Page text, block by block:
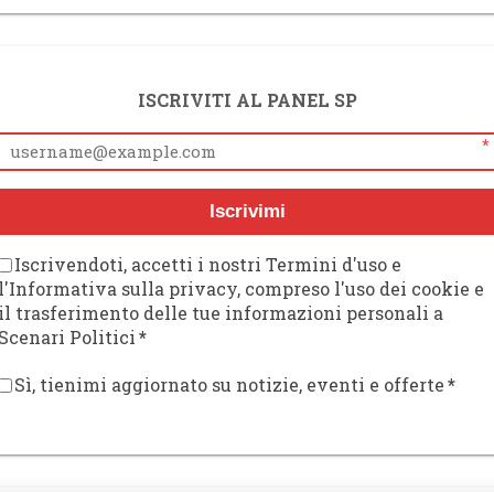
ISCRIVITI AL PANEL SP
*
Iscrivimi
Iscrivendoti, accetti i nostri Termini d'uso e
sulla privacy, compreso l'uso dei cookie e
trasferimento delle tue informazioni personali a
Politici*
Sì, tienimi aggiornato su notizie, eventi e offerte*